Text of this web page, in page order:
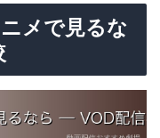
メで見るな